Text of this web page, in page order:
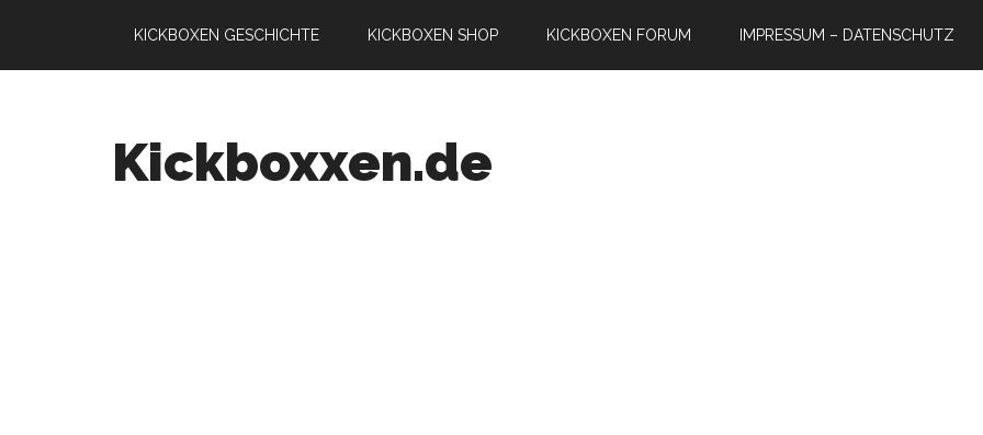
KICKBOXEN GESCHICHTE KICKBOXEN SHOP KICKBOXEN FORUM IMPRESSUM – DATENSCHUTZ
Kickboxxen.de